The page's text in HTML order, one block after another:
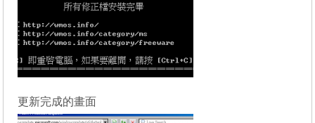
更新完成的畫面